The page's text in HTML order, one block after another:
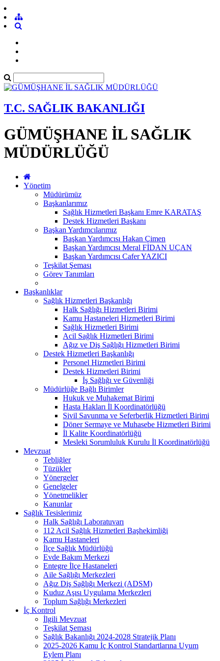
T.C. SAĞLIK BAKANLIĞI
GÜMÜŞHANE İL SAĞLIK
MÜDÜRLÜĞÜ
Yönetim
Müdürümüz
Başkanlarımız
Sağlık Hizmetleri Başkanı Emre KARATAŞ
Destek Hizmetleri Başkanı
Başkan Yardımcılarımız
Başkan Yardımcısı Hakan Çimen
Başkan Yardımcısı Meral FİDAN UÇAN
Başkan Yardımcısı Cafer YAZICI
Teşkilat Şeması
Görev Tanımları
Başkanlıklar
Sağlık Hizmetleri Başkanlığı
Halk Sağlığı Hizmetleri Birimi
Kamu Hastaneleri Hizmetleri Birimi
Sağlık Hizmetleri Birimi
Acil Sağlık Hizmetleri Birimi
Ağız ve Diş Sağlığı Hizmetleri Birimi
Destek Hizmetleri Başkanlığı
Personel Hizmetleri Birimi
Destek Hizmetleri Birimi
İş Sağlığı ve Güvenliği
Müdürlüğe Bağlı Birimler
Hukuk ve Muhakemat Birimi
Hasta Hakları İl Koordinatörlüğü
Sivil Savunma ve Seferberlik Hizmetleri Birimi
Döner Sermaye ve Muhasebe Hizmetleri Birimi
İl Kalite Koordinatörlüğü
Mesleki Sorumluluk Kurulu İl Koordinatörlüğü
Mevzuat
Tebliğler
Tüzükler
Yönergeler
Genelgeler
Yönetmelikler
Kanunlar
Sağlık Tesislerimiz
Halk Sağlığı Laboratuvarı
112 Acil Sağlık Hizmetleri Başhekimliği
Kamu Hastaneleri
İlçe Sağlık Müdürlüğü
Evde Bakım Merkezi
Entegre İlçe Hastaneleri
Aile Sağlığı Merkezleri
Ağız Diş Sağlığı Merkezi (ADSM)
Kuduz Aşısı Uygulama Merkezleri
Toplum Sağlığı Merkezleri
İç Kontrol
İlgili Mevzuat
Teşkilat Şeması
Sağlık Bakanlığı 2024-2028 Stratejik Planı
2025-2026 Kamu İç Kontrol Standartlarına Uyum
Eylem Planı